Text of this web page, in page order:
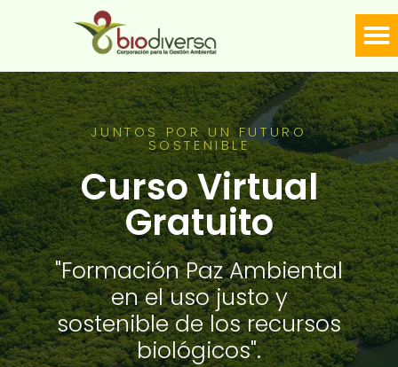
Biodiversa en linea
JUNTOS POR UN FUTURO
SOSTENIBLE
Curso Virtual
Gratuito
"Formación Paz Ambiental
en el uso justo y
sostenible de los recursos
biológicos".